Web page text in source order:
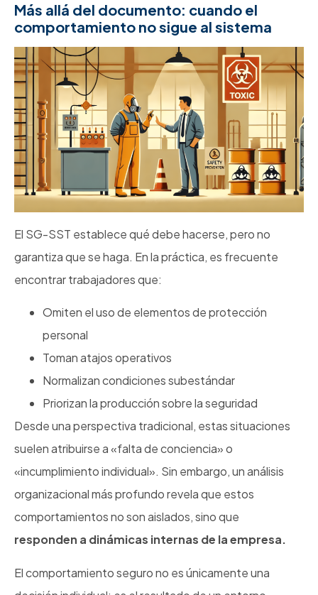
Más allá del documento: cuando el
comportamiento no sigue al sistema
El SG-SST establece qué debe hacerse, pero no
garantiza que se haga. En la práctica, es frecuente
encontrar trabajadores que:
Omiten el uso de elementos de protección
personal
Toman atajos operativos
Normalizan condiciones subestándar
Priorizan la producción sobre la seguridad
Desde una perspectiva tradicional, estas situaciones
suelen atribuirse a «falta de conciencia» o
«incumplimiento individual». Sin embargo, un análisis
organizacional más profundo revela que estos
comportamientos no son aislados, sino que
responden a dinámicas internas de la empresa.
El comportamiento seguro no es únicamente una